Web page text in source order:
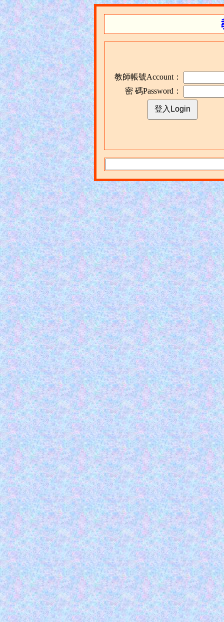
教師帳號Account：
密 碼Password：